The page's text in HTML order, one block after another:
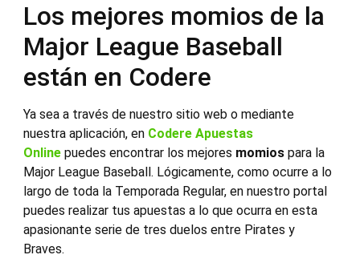
Los mejores momios de la
Major League Baseball
están en Codere
Ya sea a través de nuestro sitio web o mediante
nuestra aplicación, en Codere Apuestas
Online puedes encontrar los mejores momios para la
Major League Baseball. Lógicamente, como ocurre a lo
largo de toda la Temporada Regular, en nuestro portal
puedes realizar tus apuestas a lo que ocurra en esta
apasionante serie de tres duelos entre Pirates y
Braves.